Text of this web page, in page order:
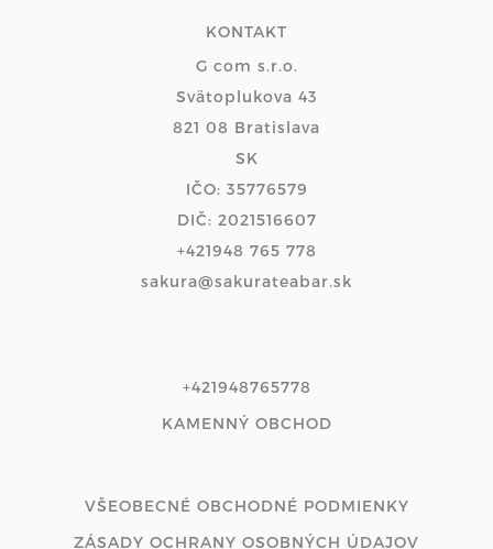
KONTAKT
G com s.r.o.
Svätoplukova 43
821 08 Bratislava
SK
IČO: 35776579
DIČ: 2021516607
+421948 765 778
sakura@sakurateabar.sk
+421948765778
KAMENNÝ OBCHOD
VŠEOBECNÉ OBCHODNÉ PODMIENKY
ZÁSADY OCHRANY OSOBNÝCH ÚDAJOV